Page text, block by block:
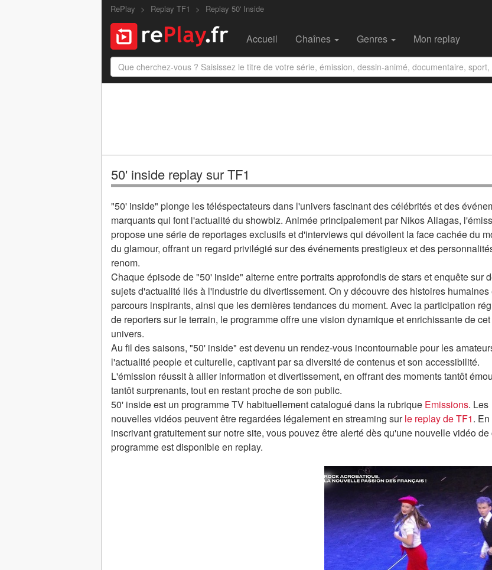
RePlay Replay TF1 Replay 50' Inside
Accueil Chaînes Genres Mon replay
50' inside replay sur TF1
"50' inside" plonge les téléspectateurs dans l'univers fascinant des célébrités et des
marquants qui font l'actualité du showbiz. Animée principalement par Nikos Aliagas,
propose une série de reportages exclusifs et d'interviews qui dévoilent la face cachée du
du glamour, offrant un regard privilégié sur des événements prestigieux et des
renom.
Chaque épisode de "50' inside" alterne entre portraits approfondis de stars et enquête sur
sujets d'actualité liés à l'industrie du divertissement. On y découvre des histoires humaines
parcours inspirants, ainsi que les dernières tendances du moment. Avec la participation
de reporters sur le terrain, le programme offre une vision dynamique et enrichissante de cet
univers.
Au fil des saisons, "50' inside" est devenu un rendez-vous incontournable pour les
l'actualité people et culturelle, captivant par sa diversité de contenus et son accessibilité.
L'émission réussit à allier information et divertissement, en offrant des moments tantôt
tantôt surprenants, tout en restant proche de son public.
50' inside est un programme TV habituellement catalogué dans la rubrique Emissions. Les
nouvelles vidéos peuvent être regardées légalement en streaming surle replay de TF1.
inscrivant gratuitement sur notre site, vous pouvez être alerté dès qu'une nouvelle vidéo de
programme est disponible en replay.